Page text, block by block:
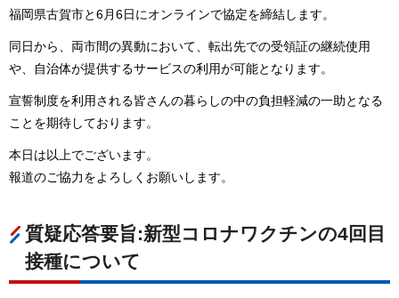
福岡県古賀市と6月6日にオンラインで協定を締結します。
同日から、両市間の異動において、転出先での受領証の継続使用
や、自治体が提供するサービスの利用が可能となります。
宣誓制度を利用される皆さんの暮らしの中の負担軽減の一助となる
ことを期待しております。
本日は以上でございます。
報道のご協力をよろしくお願いします。
質疑応答要旨:新型コロナワクチンの4回目
接種について